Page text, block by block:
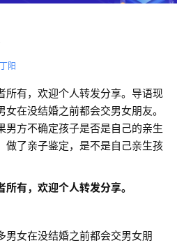
丁阳
所有，欢迎个人转发分享。导语现
在没结婚之前都会交男女朋友。
男方不确定孩子是否是自己的亲生
做了亲子鉴定，是不是自己亲生孩
有，欢迎个人转发分享。
男女在没结婚之前都会交男女朋